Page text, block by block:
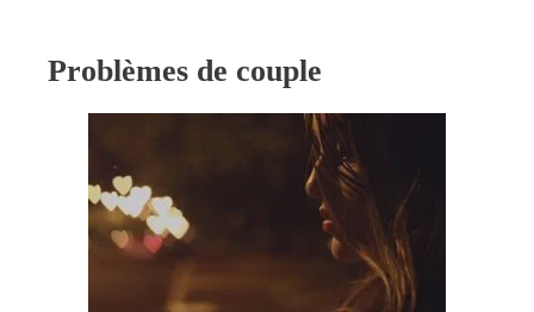
Problèmes de couple